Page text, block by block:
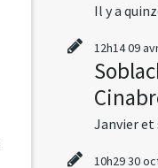
Il y a
12h1409
Janvier et
10h2930